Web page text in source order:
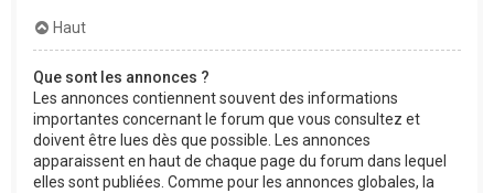
Haut
Que sont les annonces ?
Les annonces contiennent souvent des informations
importantes concernant le forum que vous consultez et
doivent être lues dès que possible. Les annonces
apparaissent en haut de chaque page du forum dans lequel
elles sont publiées. Comme pour les annonces globales, la